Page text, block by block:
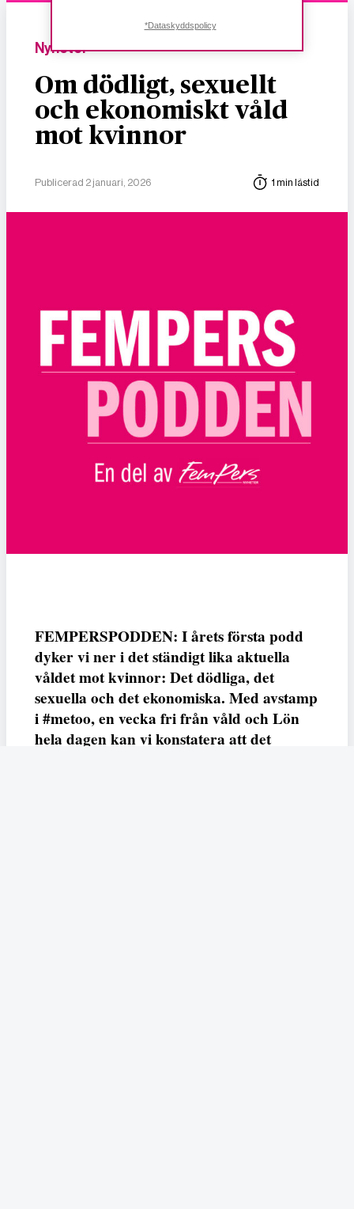
Nyheter
Om dödligt, sexuellt
och ekonomiskt våld
mot kvinnor
Publicerad 2 januari, 2026 1 min lästid
FEMPERSPODDEN: I årets första podd
dyker vi ner i det ständigt lika aktuella
våldet mot kvinnor: Det dödliga, det
sexuella och det ekonomiska. Med avstamp
i #metoo, en vecka fri från våld och Lön
hela dagen kan vi konstatera att det
*Dataskyddspolicy